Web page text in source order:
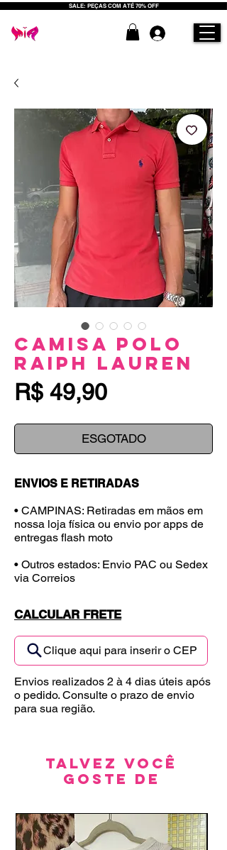
SALE: PEÇAS COM ATÉ 70% OFF
Camisa Polo
RaIph Lauren
R$ 49,90Preço
ESGOTADO
ENVIOS E RETIRADAS
• CAMPINAS: Retiradas em mãos em
nossa loja física ou envio por apps de
entregas flash moto
• Outros estados: Envio PAC ou Sedex
via Correios
CALCULAR FRETE
Clique aqui para inserir o CEP
Envios realizados 2 à 4 dias úteis após
o pedido. Consulte o prazo de envio
para sua região.
Talvez você
goste de